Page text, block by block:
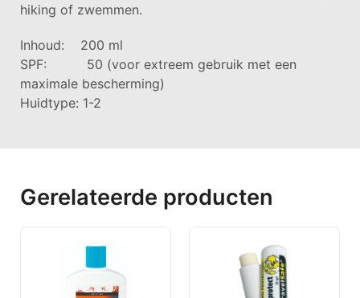
hiking of zwemmen.
Inhoud: 200 ml
SPF: 50 (voor extreem gebruik met een
maximale bescherming)
Huidtype: 1-2
Gerelateerde producten